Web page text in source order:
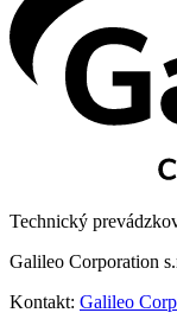
Technický
Galileo Corporation
Kontakt: Galileo